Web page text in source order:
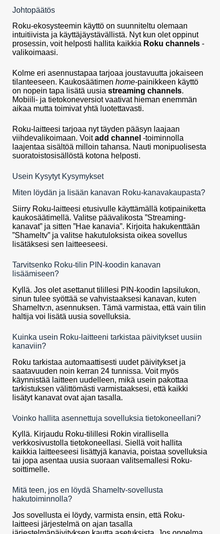
Johtopäätös
Roku-ekosysteemin käyttö on suunniteltu olemaan
intuitiivista ja käyttäjäystävällistä. Nyt kun olet oppinut
prosessin, voit helposti hallita kaikkia Roku channels -
valikoimaasi.
Kolme eri asennustapaa tarjoaa joustavuutta jokaiseen
tilanteeseen. Kaukosäätimen home-painikkeen käyttö
on nopein tapa lisätä uusia streaming channels.
Mobiili- ja tietokoneversiot vaativat hieman enemmän
aikaa mutta toimivat yhtä luotettavasti.
Roku-laitteesi tarjoaa nyt täyden pääsyn laajaan
viihdevalikoimaan. Voitadd channel -toiminnolla
laajentaa sisältöä milloin tahansa. Nauti monipuolisesta
suoratoistosisällöstä kotona helposti.
Usein Kysytyt Kysymykset
Miten löydän ja lisään kanavan Roku-kanavakaupasta?
Siirry Roku-laitteesi etusivulle käyttämällä kotipainiketta
kaukosäätimellä. Valitse päävalikosta ”Streaming-
kanavat” ja sitten ”Hae kanavia”. Kirjoita hakukenttään
”Shameltv” ja valitse hakutuloksista oikea sovellus
lisätäksesi sen laitteeseesi.
Tarvitsenko Roku-tilin PIN-koodin kanavan
lisäämiseen?
Kyllä. Jos olet asettanut tilillesi PIN-koodin lapsilukon,
sinun tulee syöttää se vahvistaaksesi kanavan, kuten
Shameltv:n, asennuksen. Tämä varmistaa, että vain tilin
haltija voi lisätä uusia sovelluksia.
Kuinka usein Roku-laitteeni tarkistaa päivitykset uusiin
kanaviin?
Roku tarkistaa automaattisesti uudet päivitykset ja
saatavuuden noin kerran 24 tunnissa. Voit myös
käynnistää laitteen uudelleen, mikä usein pakottaa
tarkistuksen välittömästi varmistaaksesi, että kaikki
lisätyt kanavat ovat ajan tasalla.
Voinko hallita asennettuja sovelluksia tietokoneellani?
Kyllä. Kirjaudu Roku-tilillesi Rokin virallisella
verkkosivustolla tietokoneellasi. Siellä voit hallita
kaikkia laitteeseesi lisättyjä kanavia, poistaa sovelluksia
tai jopa asentaa uusia suoraan valitsemallesi Roku-
soittimelle.
Mitä teen, jos en löydä Shameltv-sovellusta
hakutoiminnolla?
Jos sovellusta ei löydy, varmista ensin, että Roku-
laitteesi järjestelmä on ajan tasalla